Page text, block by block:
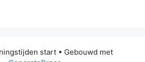
start • Gebouwd met